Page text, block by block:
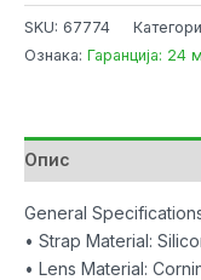
Vivoactive
Green
Band
количина
SKU: 67774
Ознака: Гаранција: 24
Опис
General
• Strap Material:
• Lens Material: